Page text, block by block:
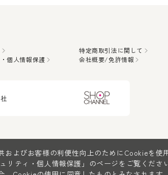
特定商取引法に関して
個人情報保護
会社概要/免許情報
よびお客様の利便性向上のためにCookieを使
ュリティ・個人情報保護」 のページをご覧ください